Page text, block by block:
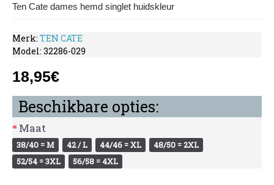
Ten Cate dames hemd singlet huidskleur
Merk: TEN CATE
Model: 32286-029
18,95€
Beschikbare opties:
Maat
38/40 = M 42 / L 44/46 = XL
48/50 = 2XL
52/54 = 3XL
56/58 = 4XL